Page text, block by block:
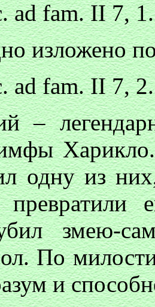
ad fam. II 7, 1.
изложено
ad fam. II 7, 2.
–
одну из
змею-
По
и